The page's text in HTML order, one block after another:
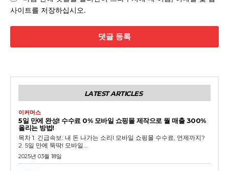
사이트를 저장하십시오.
LATEST ARTICLES
이커머스
5일 만에 완성! 수수료 0% 모바일 쇼핑몰 제작으로 월 매출 300%
올리는 방법!
목차 1. 긴급속보: 내 돈 나가는 소리! 모바일 쇼핑몰 수수료, 언제까지?
2. 5일 만에 뚝딱! 모바일...
2025년 03월 18일